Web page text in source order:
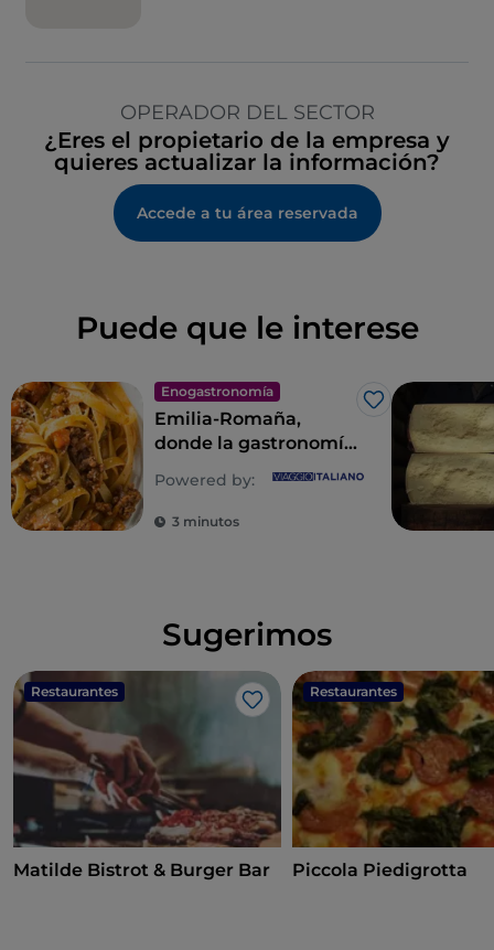
OPERADOR DEL SECTOR
¿Eres el propietario de la empresa y
quieres actualizar la información?
Accede a tu área reservada
Puede que le interese
Enogastronomía
Me gusta
Emilia-Romaña,
donde la gastronomía
es un imperio de los
sentidos
Powered by:
3 minutos
Sugerimos
Restaurantes
Me gusta
Matilde Bistrot & Burger Bar
Restaurantes
Piccola Piedigrotta